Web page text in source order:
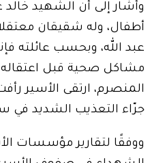
وأشار إلى أن الشهيد خالد
أطفال، وله شقيقان
عبد الله، وبحسب عائلته
المنصرم، ارتقى الأسير
جرّاء التعذيب الشديد في
ووفقًا لتقارير مؤسسات